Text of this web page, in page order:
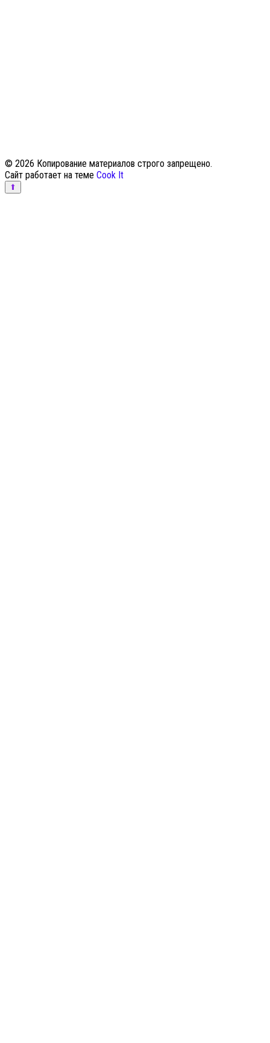
© 2026 Копирование материалов строго запрещено.
Сайт работает на теме Cook It